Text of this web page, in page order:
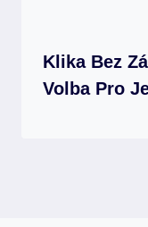
Klika Bez
Volba Pro